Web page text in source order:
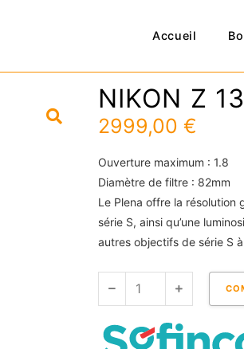
Accueil
NIKON Z
2999,00 €
Ouverture maximum : 1.8
Diamètre de filtre : 82mm
Le Plena offre la
série S, ainsi qu’une
autres objectifs de série S
NIKON
Z